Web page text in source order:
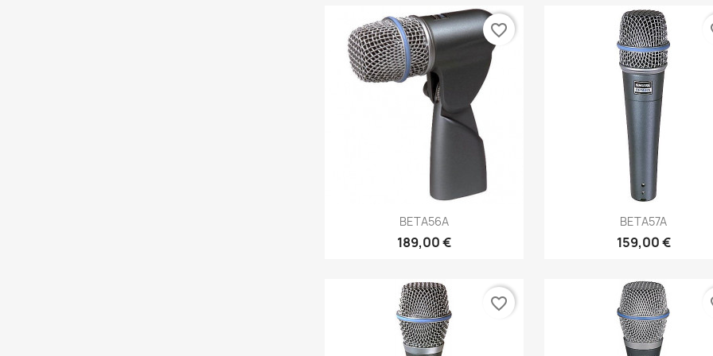
BETA56A
189,00 €
Aperçu rapide
favorite_border
BETA57A
159,00 €
Aperçu rapide
favorite_border